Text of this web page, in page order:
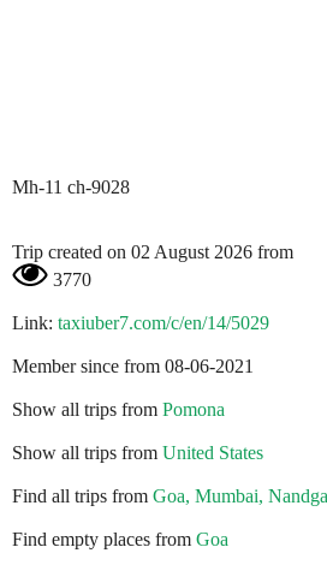
Mh-11 ch-9028
Trip created on 02 August 2026 from
3770
Link: taxiuber7.com/c/en/14/5029
Member since from 08-06-2021
Show all trips from Pomona
Show all trips from United States
Find all trips from Goa, Mumbai,
Find empty places from Goa